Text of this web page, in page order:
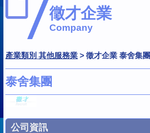
徵才企業
Company
產業類別 其他服務業 >徵才企業 泰舍集團
泰舍集團
公司資訊